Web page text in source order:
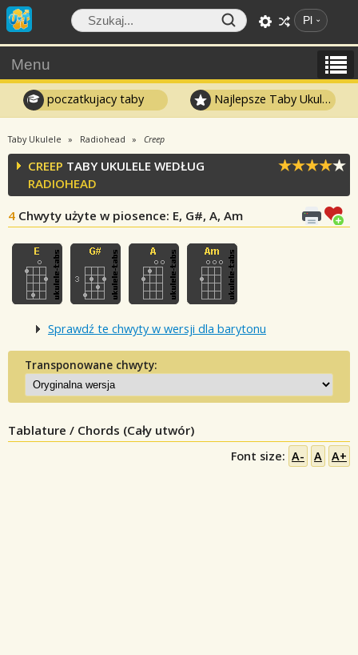
Pl
Menu
poczatkujacy taby Najlepsze Taby Ukulele
Taby Ukulele Radiohead Creep
CREEP TABY UKULELE WEDŁUG
RADIOHEAD
4 Chwyty użyte w piosence: E, G#, A, Am
Sprawdź te chwyty w wersji dla barytonu
Transponowane chwyty:
Tablature / Chords (Cały utwór)
Font size: A- A A+